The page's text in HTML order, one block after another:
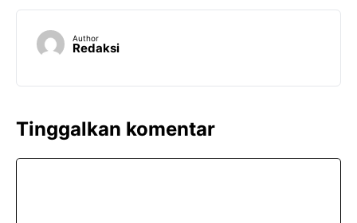
Author
Redaksi
Tinggalkan komentar